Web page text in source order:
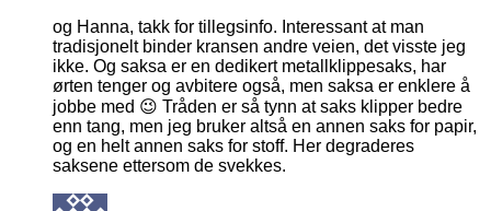
og Hanna, takk for tillegsinfo. Interessant at man
tradisjonelt binder kransen andre veien, det visste jeg
ikke. Og saksa er en dedikert metallklippesaks, har
ørten tenger og avbitere også, men saksa er enklere å
jobbe med 😉 Tråden er så tynn at saks klipper bedre
enn tang, men jeg bruker altså en annen saks for papir,
og en helt annen saks for stoff. Her degraderes
saksene ettersom de svekkes.